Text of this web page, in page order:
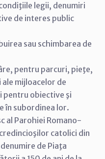
legii, denumiri
de interes public
sau schimbarea de
pentru parcuri, pieţe,
mijloacelor de
pentru obiective şi
în subordinea lor.
al Parohiei Romano-
catolici din
de Piaţa